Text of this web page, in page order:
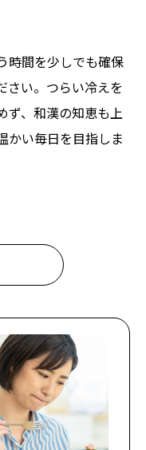
時間を少しでも確保
さい。つらい冷えを
ず、和漢の知恵も上
かい毎日を目指しま